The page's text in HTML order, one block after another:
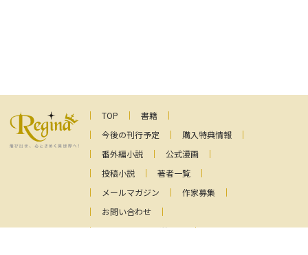
TOP
書籍
今後の刊行予定
購入特典情報
番外編小説
公式漫画
投稿小説
著者一覧
メールマガジン
作家募集
お問い合わせ
ファンレターの送り先